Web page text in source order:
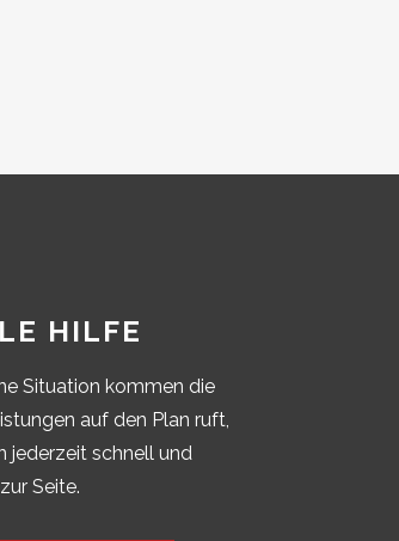
HILFE
Situation kommen die
auf den Plan ruft,
jederzeit schnell und
Seite.